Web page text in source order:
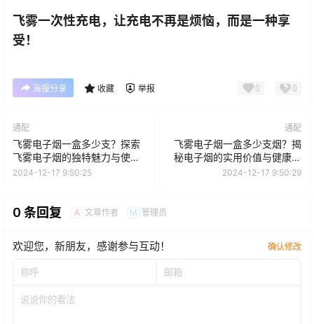
飞雾一次性充电，让充电不再是烦恼，而是一种享
受！
海报分享 收藏 举报 0 0
通配
飞雾电子烟一盒多少支？探索
飞雾电子烟的独特魅力与使用
体验
2024-12-17 9:50:25
通配
飞雾电子烟一盒多少支烟？揭
秘电子烟的实用价值与健康选
择
2024-12-17 9:50:29
0 条回复 A 文章作者 M 管理员
欢迎您，新朋友，感谢参与互动！ 确认修改